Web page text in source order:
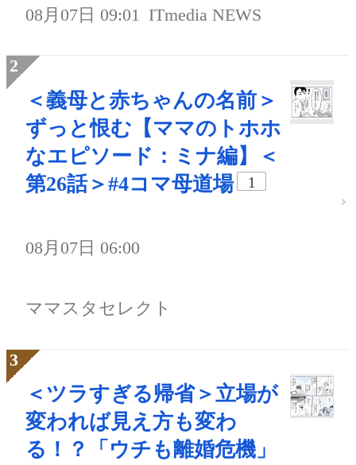
08月07日 09:01 ITmedia NEWS
＜義母と赤ちゃんの名前＞
ずっと恨む【ママのトホホ
なエピソード：ミナ編】＜
第26話＞#4コマ母道場
1
08月07日 06:00
ママスタセレクト
＜ツラすぎる帰省＞立場が
変われば見え方も変わ
る！？「ウチも離婚危機」